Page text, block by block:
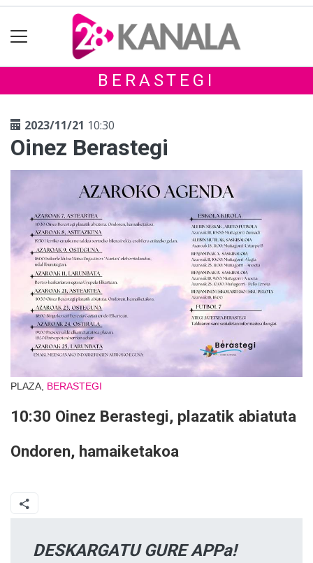
BERASTEGI
2023/11/21 10:30
Oinez Berastegi
PLAZA, BERASTEGI
10:30 Oinez Berastegi, plazatik abiatuta
Ondoren, hamaiketakoa
DESKARGATU GURE APPa!